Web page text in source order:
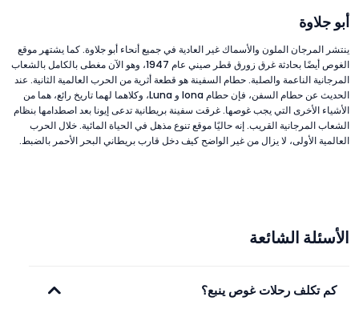
أبو جلاوة
ينتشر المرجان الملون والأسماك غير العادية في جميع أنحاء أبو جلاوة. كما يشتهر موقع
الغوص أيضًا بحادثة غرق زورق قطر صيني عام 1947، وهو الآن مغطى بالكامل بالشعاب
المرجانية الناعمة والصلبة. حطام السفينة هو قطعة أثرية من الحرب العالمية الثانية. عند
الحديث عن حطام السفن، فإن حطام Iona و Luna، وكلاهما لهما تاريخ رائع، هما من
الأشياء الأخرى التي يجب غوصها. غرقت سفينة بريطانية تدعى إيونا بعد اصطدامها بنظام
الشعاب المرجانية القريب. إنه حاليًا موقع تنوع مذهل في الحياة المائية. خلال الحرب
العالمية الأولى، لا يزال من غير الواضح كيف دخل قارب بريطاني البحر الأحمر بالضبط.
الأسئلة الشائعة
كم تكلف رحلات غوص ينبع؟